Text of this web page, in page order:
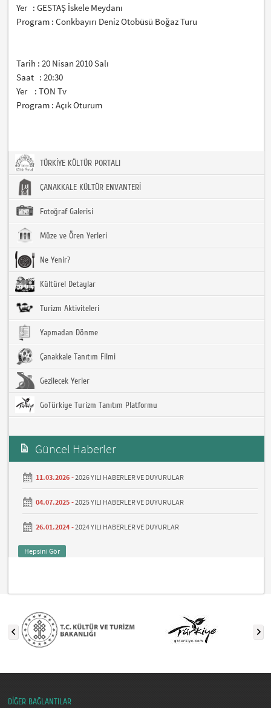
Yer : GESTAŞ İskele Meydanı
Program : Conkbayırı Deniz Otobüsü Boğaz Turu
Tarih : 20 Nisan 2010 Salı
Saat : 20:30
Yer : TON Tv
Program : Açık Oturum
TÜRKİYE KÜLTÜR PORTALI
ÇANAKKALE KÜLTÜR ENVANTERİ
Fotoğraf Galerisi
Müze ve Ören Yerleri
Ne Yenir?
Kültürel Detaylar
Turizm Aktiviteleri
Yapmadan Dönme
Çanakkale Tanıtım Filmi
Gezilecek Yerler
GoTürkiye Turizm Tanıtım Platformu
Güncel Haberler
11.03.2026 -2026 YILI HABERLER VE DUYURULAR
04.07.2025 -2025 YILI HABERLER VE DUYURULAR
26.01.2024 -2024 YILI HABERLER VE DUYURLAR
Hepsini Gör
DİĞER BAĞLANTILAR